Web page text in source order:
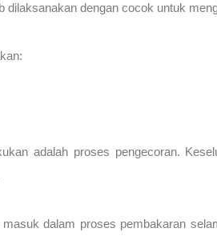
dilaksanakan dengan cocok untuk
adalah proses pengecoran.
dalam proses pembakaran